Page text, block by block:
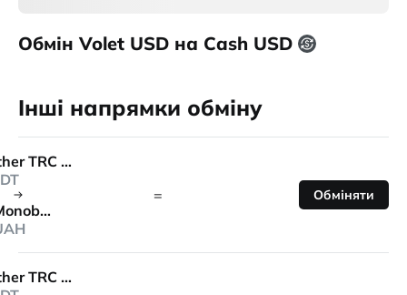
Обмін Volet USD на Cash USD
Інші напрямки обміну
Tether TRC 20
Monobank
= Обміняти
Tether TRC 20